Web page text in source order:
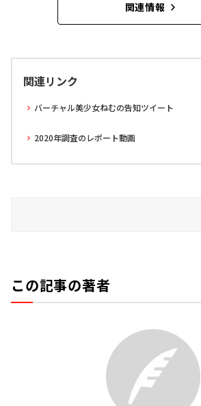
関連情報
関連リンク
バーチャル美少女ねむの告知ツイート
2020年調査のレポート動画
この記事の著者